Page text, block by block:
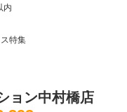
内
特集
ョン中村橋店